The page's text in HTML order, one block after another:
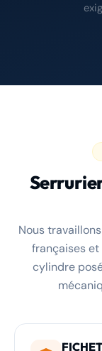
Nous
françaises et
cylindre
FICHET